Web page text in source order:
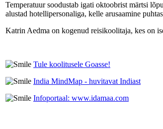
Temperatuur soodustab igati oktoobrist märtsi
alustad hotellipersonaliga, kelle arusaamine
Katrin Aedma on kogenud reisikoolitaja, kes on
Tule koolitusele Goasse!
India MindMap - huvitavat Indiast
Infoportaal: www.idamaa.com